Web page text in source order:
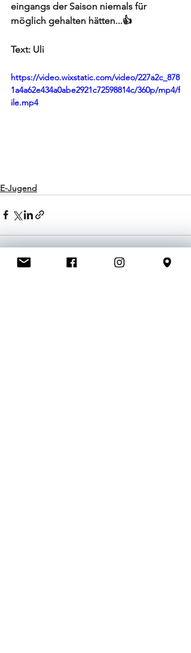
eingangs der Saison niemals für
möglich gehalten hätten...👍
Text: Uli
https://video.wixstatic.com/video/227a2c_878
1a4a62e434a0abe2921c72598814c/360p/mp4/f
ile.mp4
E-Jugend